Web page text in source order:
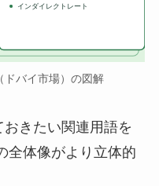
インダイレクトレート
ドバイ市場）の図解
おきたい関連用語を
全体像がより立体的